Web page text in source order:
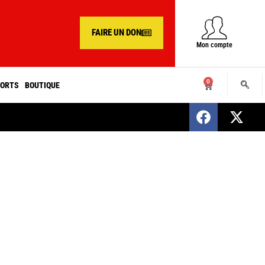
FAIRE UN DON
Mon compte
BOUTIQUE 0
SENEGAL : Nomination d’un nouveau